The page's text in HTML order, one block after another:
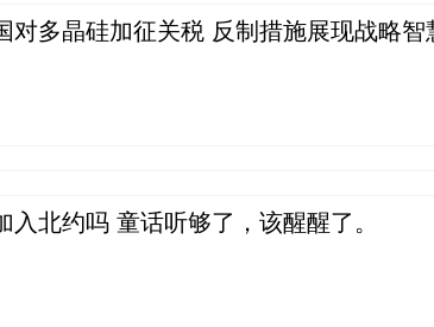
对多晶硅加征关税 反制措施展现战略智
入北约吗 童话听够了，该醒醒了。